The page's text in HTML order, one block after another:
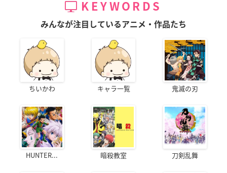
KEYWORDS
みんなが注目しているアニメ・作品たち
ちいかわ キャラ一覧 鬼滅の刃
HUNTER... 暗殺教室 刀剣乱舞